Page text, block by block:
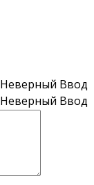
Неверный Ввод
Неверный Ввод